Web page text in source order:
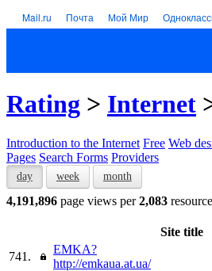
Mail.ru Почта Мой Мир
Rating > Internet
Introduction to the Internet Free Web
Pages Search Forms Providers
day week month
4,191,896 page views per2,083
Site title
741.
EMKA?
http://emkaua.at.ua/